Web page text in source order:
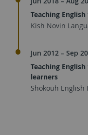
Teaching
Kish Novin
Jun 2012 – Sep
Teaching
learners
Shokouh English